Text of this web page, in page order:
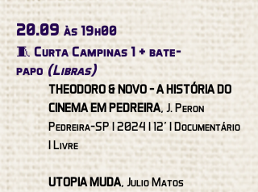
20.09 às 19h00
🧵 Curta Campinas 1 + bate-
papo(Libras)
THEODORO & NOVO - A HISTÓRIA DO
CINEMA EM PEDREIRA, J. Peron
Pedreira-SP I 2024 I 12' I Documentário
I Livre
UTOPIA MUDA, Julio Matos